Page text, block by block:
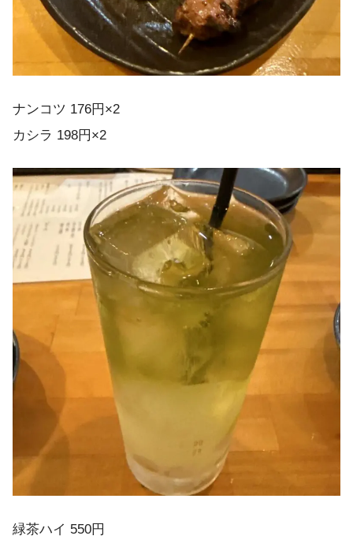
ナンコツ 176円×2
カシラ 198円×2
緑茶ハイ 550円